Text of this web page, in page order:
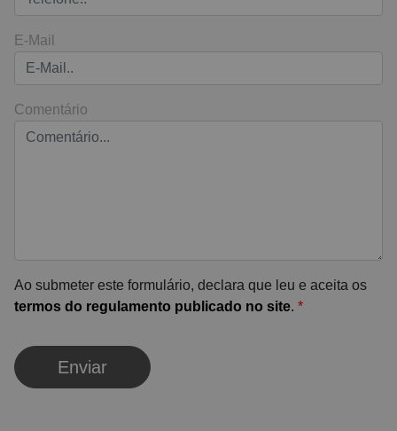
E-Mail
Comentário
Ao submeter este formulário, declara que leu e aceita os
termos do regulamento publicado no site. *
Enviar